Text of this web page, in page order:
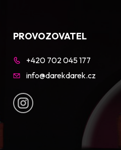
PROVOZOVATEL
+420 702 045 177
info@darekdarek.cz